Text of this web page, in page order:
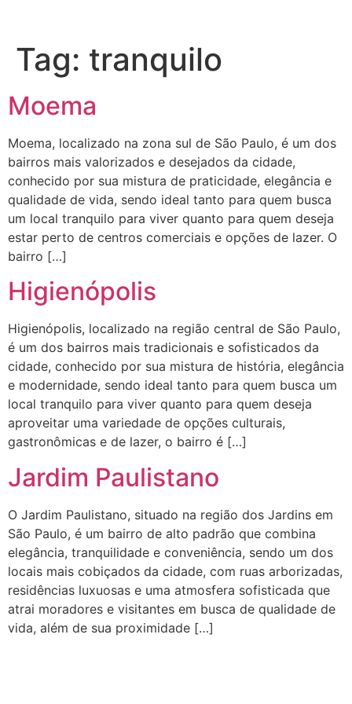
Tag: tranquilo
Moema
Moema, localizado na zona sul de São Paulo, é um dos
bairros mais valorizados e desejados da cidade,
conhecido por sua mistura de praticidade, elegância e
qualidade de vida, sendo ideal tanto para quem busca
um local tranquilo para viver quanto para quem deseja
estar perto de centros comerciais e opções de lazer. O
bairro […]
Higienópolis
Higienópolis, localizado na região central de São Paulo,
é um dos bairros mais tradicionais e sofisticados da
cidade, conhecido por sua mistura de história, elegância
e modernidade, sendo ideal tanto para quem busca um
local tranquilo para viver quanto para quem deseja
aproveitar uma variedade de opções culturais,
gastronômicas e de lazer, o bairro é […]
Jardim Paulistano
O Jardim Paulistano, situado na região dos Jardins em
São Paulo, é um bairro de alto padrão que combina
elegância, tranquilidade e conveniência, sendo um dos
locais mais cobiçados da cidade, com ruas arborizadas,
residências luxuosas e uma atmosfera sofisticada que
atrai moradores e visitantes em busca de qualidade de
vida, além de sua proximidade […]